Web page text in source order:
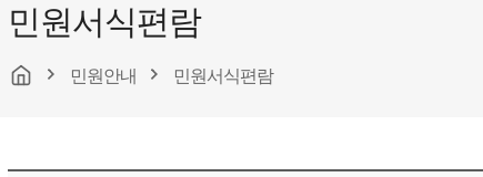
민원서식편람
민원안내 민원서식편람